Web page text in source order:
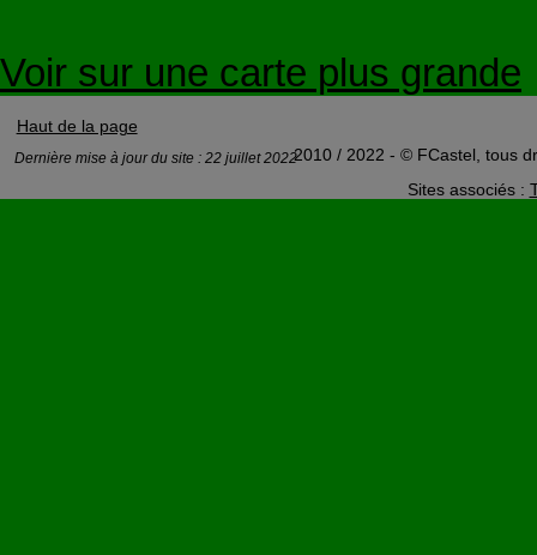
Voir sur une carte plus grande
Haut de la page
Dernière mise à jour du site : 22 juillet 20222010 / 2022 - © FCastel, tous
Sites associés :